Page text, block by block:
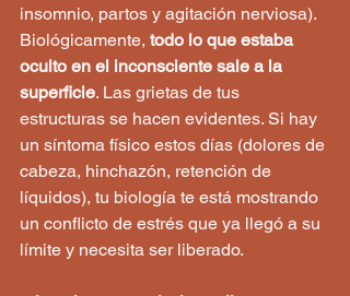
insomnio, partos y agitación nerviosa).
Biológicamente, todo lo que estaba
oculto en el inconsciente sale a la
superficie. Las grietas de tus
estructuras se hacen evidentes. Si hay
un síntoma físico estos días (dolores de
cabeza, hinchazón, retención de
líquidos), tu biología te está mostrando
un conflicto de estrés que ya llegó a su
límite y necesita ser liberado.